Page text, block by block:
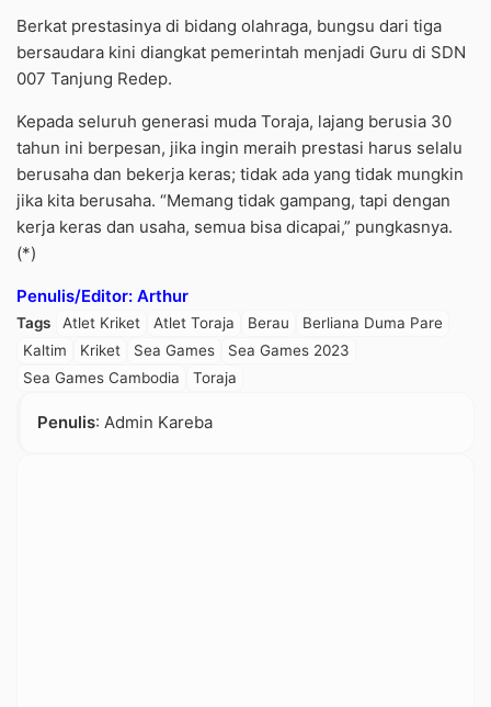
Berkat prestasinya di bidang olahraga, bungsu dari tiga
bersaudara kini diangkat pemerintah menjadi Guru di SDN
007 Tanjung Redep.
Kepada seluruh generasi muda Toraja, lajang berusia 30
tahun ini berpesan, jika ingin meraih prestasi harus selalu
berusaha dan bekerja keras; tidak ada yang tidak mungkin
jika kita berusaha. “Memang tidak gampang, tapi dengan
kerja keras dan usaha, semua bisa dicapai,” pungkasnya.
(*)
Penulis/Editor: Arthur
Tags Atlet Kriket Atlet Toraja Berau
Berliana Duma Pare
Kaltim
Kriket Sea Games
Sea Games 2023
Sea Games Cambodia
Toraja
Penulis: Admin Kareba